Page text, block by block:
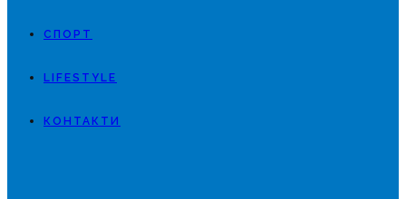
СПОРТ
LIFESTYLE
КОНТАКТИ